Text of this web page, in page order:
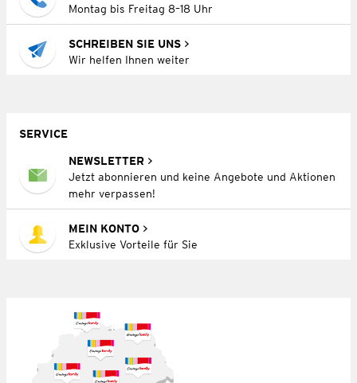
Montag bis Freitag 8–18 Uhr
SCHREIBEN SIE UNS
Wir helfen Ihnen weiter
SERVICE
NEWSLETTER
Jetzt abonnieren und keine Angebote und Aktionen
mehr verpassen!
MEIN KONTO
Exklusive Vorteile für Sie